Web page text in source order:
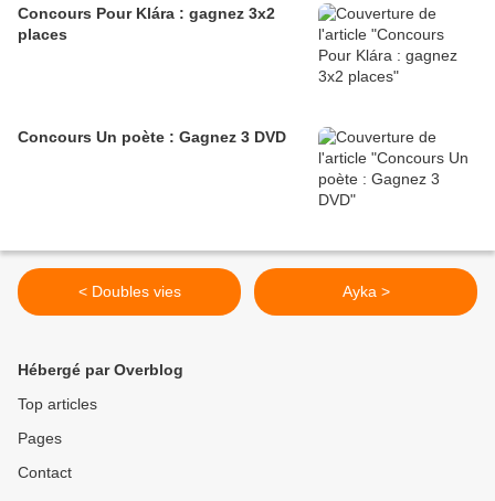
Concours Pour Klára : gagnez 3x2
places
Concours Un poète : Gagnez 3 DVD
< Doubles vies Ayka >
Hébergé par Overblog
Top articles
Pages
Contact